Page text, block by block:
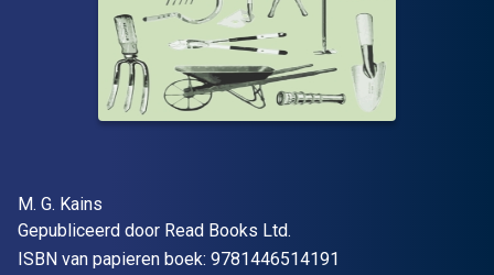
Auteur(s)
M. G. Kains
Uitgever
Gepubliceerd door Read Books Ltd.
ISBN van papieren boek: 9781446514191